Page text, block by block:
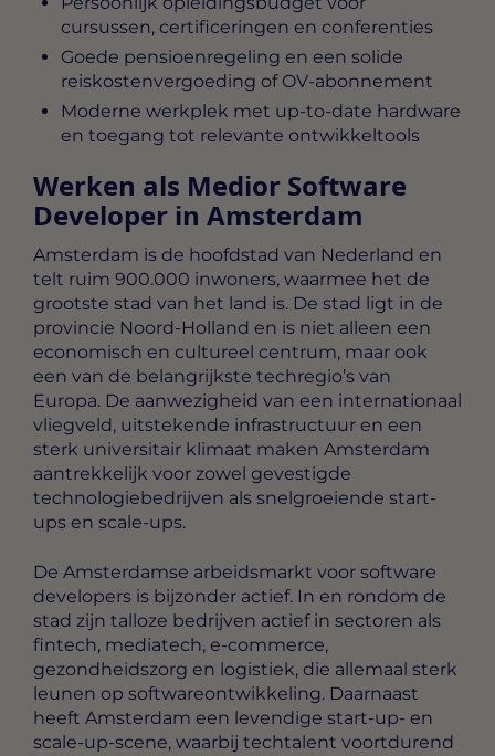
cursussen, certificeringen en conferenties
Goede pensioenregeling en een solide
reiskostenvergoeding of OV-abonnement
Moderne werkplek met up-to-date hardware
en toegang tot relevante ontwikkeltools
Werken als Medior Software
Developer in Amsterdam
Amsterdam is de hoofdstad van Nederland en
telt ruim 900.000 inwoners, waarmee het de
grootste stad van het land is. De stad ligt in de
provincie Noord-Holland en is niet alleen een
economisch en cultureel centrum, maar ook
een van de belangrijkste techregio’s van
Europa. De aanwezigheid van een internationaal
vliegveld, uitstekende infrastructuur en een
sterk universitair klimaat maken Amsterdam
aantrekkelijk voor zowel gevestigde
technologiebedrijven als snelgroeiende start-
ups en scale-ups.
De Amsterdamse arbeidsmarkt voor software
developers is bijzonder actief. In en rondom de
stad zijn talloze bedrijven actief in sectoren als
fintech, mediatech, e-commerce,
gezondheidszorg en logistiek, die allemaal sterk
leunen op softwareontwikkeling. Daarnaast
heeft Amsterdam een levendige start-up- en
scale-up-scene, waarbij techtalent voortdurend